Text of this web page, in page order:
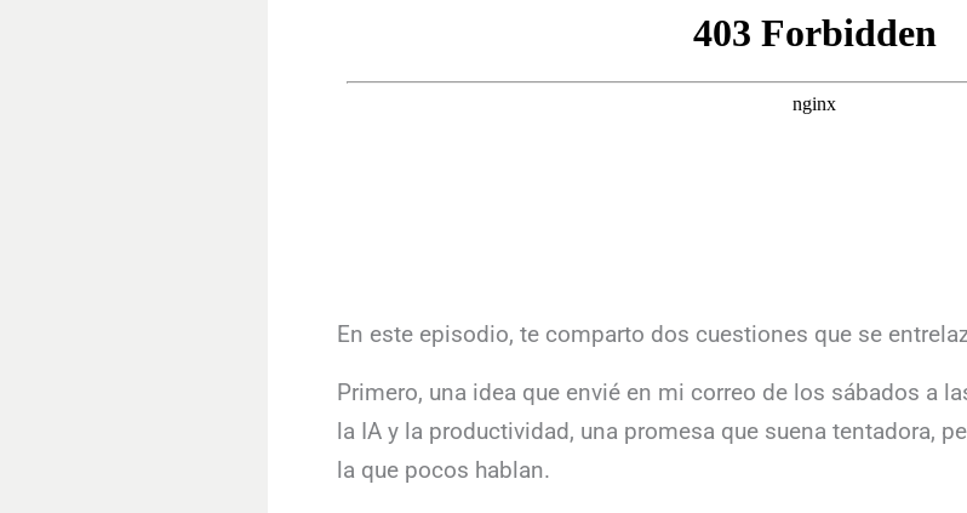
En este episodio, te comparto dos cuestiones que se
Primero, una idea que envié en mi correo de los sábados a
la IA y la productividad, una promesa que suena tentadora,
la que pocos hablan.